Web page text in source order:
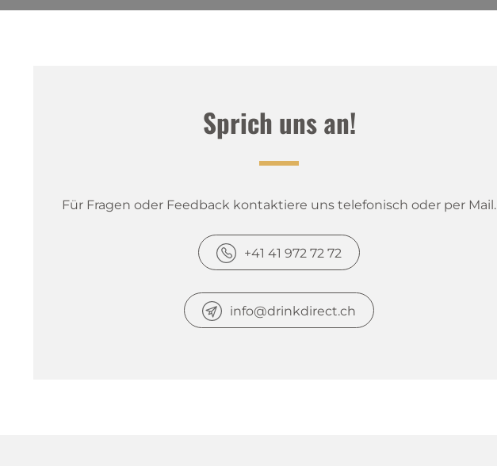
Sprich uns an!
Für Fragen oder Feedback kontaktiere uns telefonisch oder per Mail.
+41 41 972 72 72
info@drinkdirect.ch